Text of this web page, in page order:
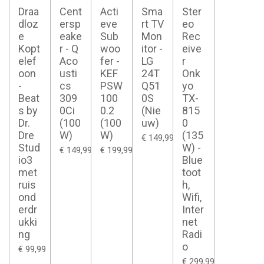
Draa
dloz
e
Kopt
elef
oon
-
Beat
s by
Dr.
Dre
Stud
io3
met
ruis
ond
erdr
ukki
ng
€ 99,99
Cent
ersp
eake
r - Q
Aco
usti
cs
309
0Ci
(100
W)
€ 149,99
Acti
eve
Sub
woo
fer -
KEF
PSW
100
0.2
(100
W)
€ 199,99
Sma
rt TV
Mon
itor -
LG
24T
Q51
0S
(Nie
uw)
€ 149,99
Ster
eo
Rec
eive
r
Onk
yo
TX-
815
0
(135
W) -
Blue
toot
h,
Wifi,
Inter
net
Radi
o
€ 299,99